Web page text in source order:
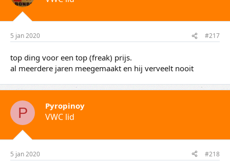
5 jan 2020 #217
top ding voor een top (freak) prijs.
al meerdere jaren meegemaakt en hij verveelt nooit
P Pyropinoy
VWC lid
5 jan 2020 #218